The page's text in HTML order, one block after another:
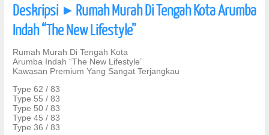
Deskripsi ] Rumah Murah Di Tengah Kota Arumba
Indah “The New Lifestyle”
Rumah Murah Di Tengah Kota
Arumba Indah “The New Lifestyle”
Kawasan Premium Yang Sangat Terjangkau
Type 62 / 83
Type 55 / 83
Type 50 / 83
Type 45 / 83
Type 36 / 83